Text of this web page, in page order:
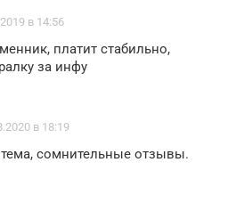
в 14:56
платит стабильно,
за инфу
в 18:19
сомнительные отзывы.